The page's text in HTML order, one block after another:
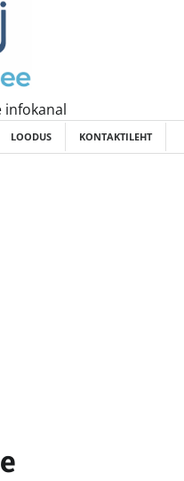
infokanal
LOODUS KONTAKTILEHT